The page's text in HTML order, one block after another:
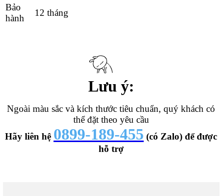
Bảo
hành
12 tháng
Lưu ý:
Ngoài màu sắc và kích thước tiêu chuẩn, quý khách có
thể đặt theo yêu cầu
Hãy liên hệ 0899-189-455 (có Zalo) để được
hỗ trợ